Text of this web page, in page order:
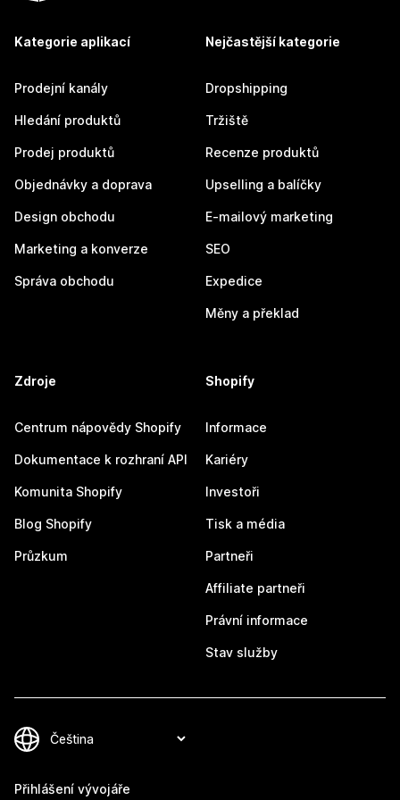
Kategorie aplikací
Prodejní kanály
Hledání produktů
Prodej produktů
Objednávky a doprava
Design obchodu
Marketing a konverze
Správa obchodu
Nejčastější kategorie
Dropshipping
Tržiště
Recenze produktů
Upselling a balíčky
E-mailový marketing
SEO
Expedice
Měny a překlad
Zdroje
Centrum nápovědy Shopify
Dokumentace k rozhraní API
Komunita Shopify
Blog Shopify
Průzkum
Shopify
Informace
Kariéry
Investoři
Tisk a média
Partneři
Affiliate partneři
Právní informace
Stav služby
Přihlášení vývojáře